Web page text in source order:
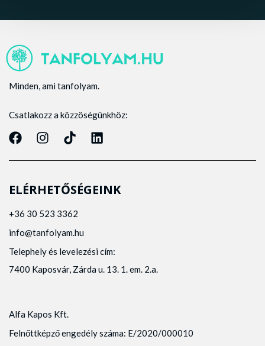
Minden, ami tanfolyam.
Csatlakozz a közzöségünkhöz:
ELÉRHETŐSÉGEINK
+36 30 523 3362
info@tanfolyam.hu
Telephely és levelezési cím:
7400 Kaposvár, Zárda u. 13. 1. em. 2.a.
Alfa Kapos Kft.
Felnőttképző engedély száma: E/2020/000010